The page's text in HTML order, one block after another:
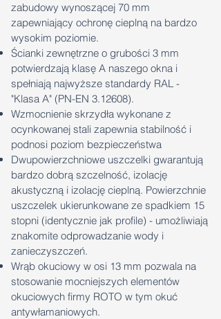
zabudowy wynoszącej 70 mm
zapewniający ochronę cieplną na bardzo
wysokim poziomie.
Ścianki zewnętrzne o grubości 3 mm
potwierdzają klasę A naszego okna i
spełniają najwyższe standardy RAL -
"Klasa A" (PN-EN 3.12608).
Wzmocnienie skrzydła wykonane z
ocynkowanej stali zapewnia stabilność i
podnosi poziom bezpieczeństwa
Dwupowierzchniowe uszczelki gwarantują
bardzo dobrą szczelność, izolację
akustyczną i izolację cieplną. Powierzchnie
uszczelek ukierunkowane ze spadkiem 15
stopni (identycznie jak profile) - umożliwiają
znakomite odprowadzanie wody i
zanieczyszczeń.
Wrąb okuciowy w osi 13 mm pozwala na
stosowanie mocniejszych elementów
okuciowych firmy ROTO w tym okuć
antywłamaniowych.